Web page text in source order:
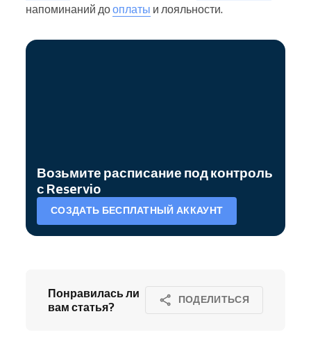
напоминаний дооплаты и лояльности.
Возьмите расписание под контроль
с Reservio
СОЗДАТЬ БЕСПЛАТНЫЙ АККАУНТ
Понравилась ли
вам статья?
ПОДЕЛИТЬСЯ